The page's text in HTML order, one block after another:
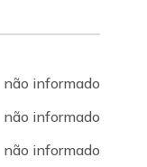
não informado
não informado
não informado